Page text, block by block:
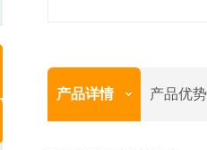
产品详情 产品优势